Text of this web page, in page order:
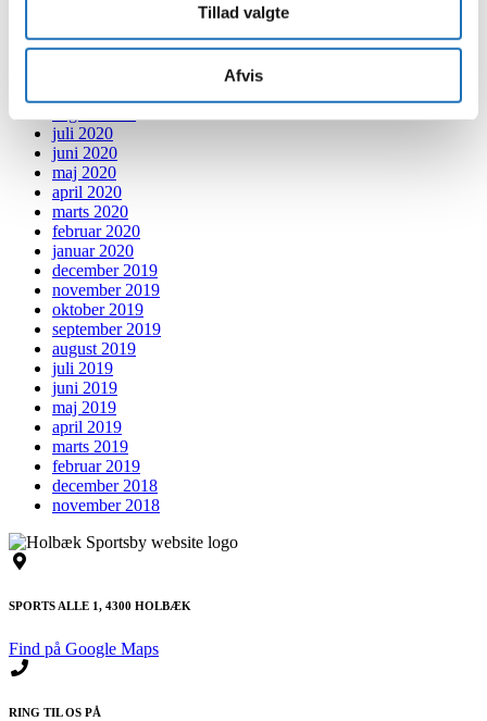
Tillad valgte
Afvis
december 2020
november 2020
juli 2020
juni 2020
maj 2020
april 2020
marts 2020
februar 2020
januar 2020
december 2019
november 2019
oktober 2019
september 2019
august 2019
juli 2019
juni 2019
maj 2019
april 2019
marts 2019
februar 2019
december 2018
november 2018
SPORTS ALLE 1, 4300 HOLBÆK
Find på Google Maps
RING TIL OS PÅ